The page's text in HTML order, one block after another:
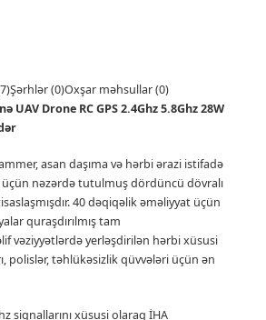
Şərhlər (0)Oxşar məhsullar (0)
UAV Drone RC GPS 2.4Ghz 5.8Ghz 28W
asan daşıma və hərbi ərazi istifadə
üçün nəzərdə tutulmuş dördüncü dövralı
40 dəqiqəlik əməliyyat üçün
quraşdırılmış tam
vəziyyətlərdə yerləşdirilən hərbi xüsusi
polislər, təhlükəsizlik qüvvələri üçün ən
siqnallarını xüsusi olaraq İHA